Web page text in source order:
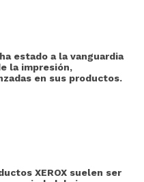
estado a la vanguardia
la impresión,
en sus productos.
XEROX suelen ser